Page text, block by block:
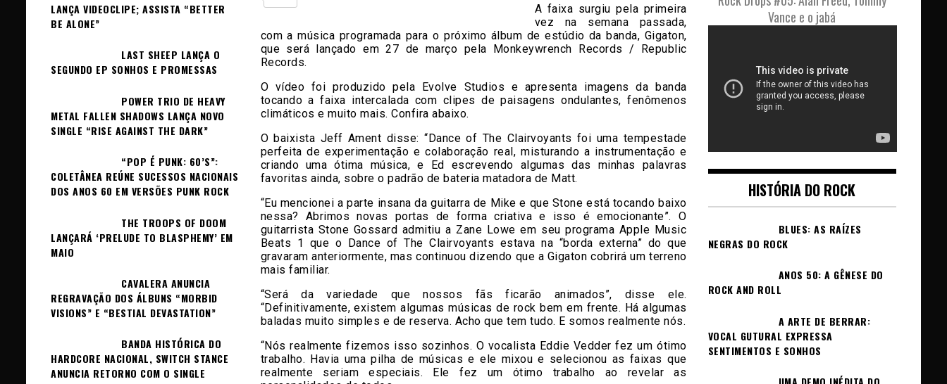
A faixa surgiu pela primeira
vez na semana passada,
com a música programada para o próximo álbum de estúdio da banda, Gigaton,
que será lançado em 27 de março pela Monkeywrench Records / Republic
Records.
O vídeo foi produzido pela Evolve Studios e apresenta imagens da banda
tocando a faixa intercalada com clipes de paisagens ondulantes, fenômenos
climáticos e muito mais. Confira abaixo.
O baixista Jeff Ament disse: “Dance of The Clairvoyants foi uma tempestade
perfeita de experimentação e colaboração real, misturando a instrumentação e
criando uma ótima música, e Ed escrevendo algumas das minhas palavras
favoritas ainda, sobre o padrão de bateria matadora de Matt.
“Eu mencionei a parte insana da guitarra de Mike e que Stone está tocando baixo
nessa? Abrimos novas portas de forma criativa e isso é emocionante”. O
guitarrista Stone Gossard admitiu a Zane Lowe em seu programa Apple Music
Beats 1 que o Dance of The Clairvoyants estava na “borda externa” do que
gravaram anteriormente, mas continuou dizendo que a Gigaton cobrirá um terreno
mais familiar.
“Será da variedade que nossos fãs ficarão animados”, disse ele.
“Definitivamente, existem algumas músicas de rock bem em frente. Há algumas
baladas muito simples e de reserva. Acho que tem tudo. E somos realmente nós.
“Nós realmente fizemos isso sozinhos. O vocalista Eddie Vedder fez um ótimo
trabalho. Havia uma pilha de músicas e ele mixou e selecionou as faixas que
realmente seriam especiais. Ele fez um ótimo trabalho ao revelar as
LANÇA VIDEOCLIPE; ASSISTA “BETTER
BE ALONE”
LAST SHEEP LANÇA O
SEGUNDO EP SONHOS E PROMESSAS
POWER TRIO DE HEAVY
METAL FALLEN SHADOWS LANÇA NOVO
SINGLE “RISE AGAINST THE DARK”
“POP É PUNK: 60’S”:
COLETÂNEA REÚNE SUCESSOS NACIONAIS
DOS ANOS 60 EM VERSÕES PUNK ROCK
THE TROOPS OF DOOM
LANÇARÁ ‘PRELUDE TO BLASPHEMY’ EM
MAIO
CAVALERA ANUNCIA
REGRAVAÇÃO DOS ÁLBUNS “MORBID
VISIONS” E “BESTIAL DEVASTATION”
BANDA HISTÓRICA DO
HARDCORE NACIONAL, SWITCH STANCE
ANUNCIA RETORNO COM O SINGLE
Vance e o jabá
HISTÓRIA DO ROCK
BLUES: AS RAÍZES
NEGRAS DO ROCK
ANOS 50: A GÊNESE DO
ROCK AND ROLL
A ARTE DE BERRAR:
VOCAL GUTURAL EXPRESSA
SENTIMENTOS E SONHOS